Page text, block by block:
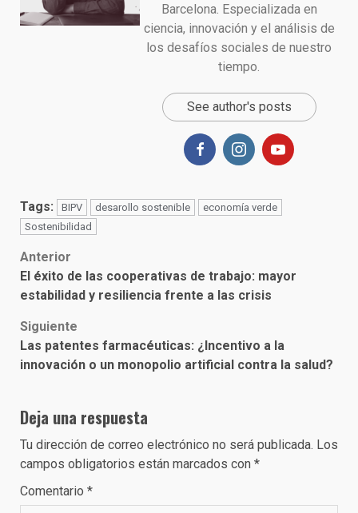
Barcelona. Especializada en
ciencia, innovación y el análisis de
los desafíos sociales de nuestro
tiempo.
See author's posts
Tags: BIPV desarollo sostenible
economía verde
Sostenibilidad
Post
navigation
Anterior
El éxito de las cooperativas de trabajo: mayor
estabilidad y resiliencia frente a las crisis
Siguiente
Las patentes farmacéuticas: ¿Incentivo a la
innovación o un monopolio artificial contra la salud?
Deja una respuesta
Tu dirección de correo electrónico no será publicada. Los
campos obligatorios están marcados con *
Comentario *